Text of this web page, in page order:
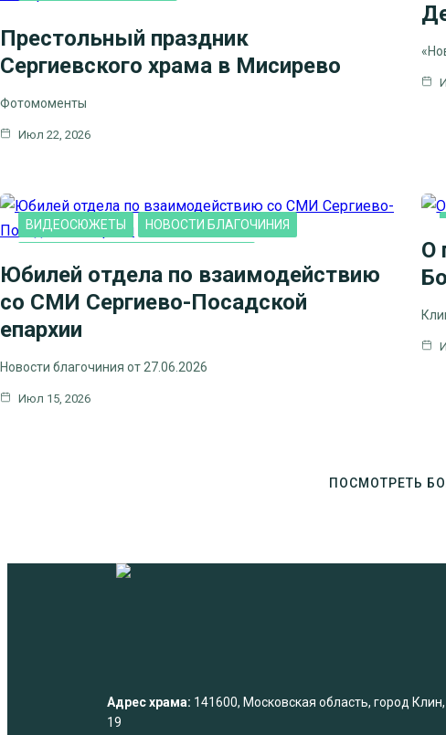
Престольный праздник
Сергиевского храма в Мисирево
Фотомоменты
Июл 22, 2026
ВИДЕОСЮЖЕТЫ НОВОСТИ БЛАГОЧИНИЯ
Юбилей отдела по взаимодействию
со СМИ Сергиево-Посадской
епархии
Новости благочиния от 27.06.2026
Июл 15, 2026
О
ПОСМОТРЕТЬ
Адрес храма: 141600, Московская область, город
19